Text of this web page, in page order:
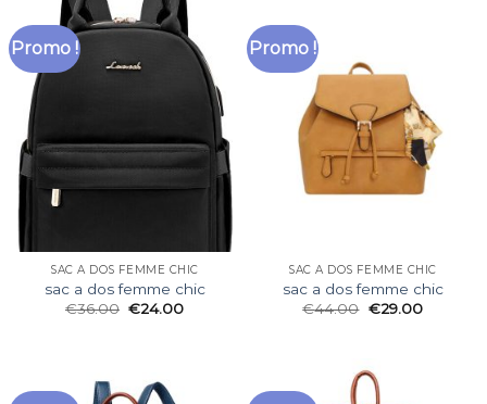
Promo !
SAC A DOS FEMME CHIC
sac a dos femme chic
€36.00 €24.00
Promo !
SAC A DOS FEMME CHIC
sac a dos femme chic
€44.00 €29.00